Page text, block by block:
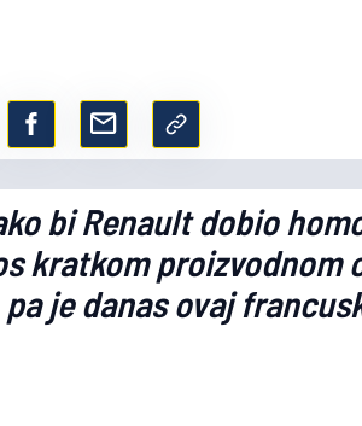
bi Renault dobio
kratkom proizvodnom
je danas ovaj